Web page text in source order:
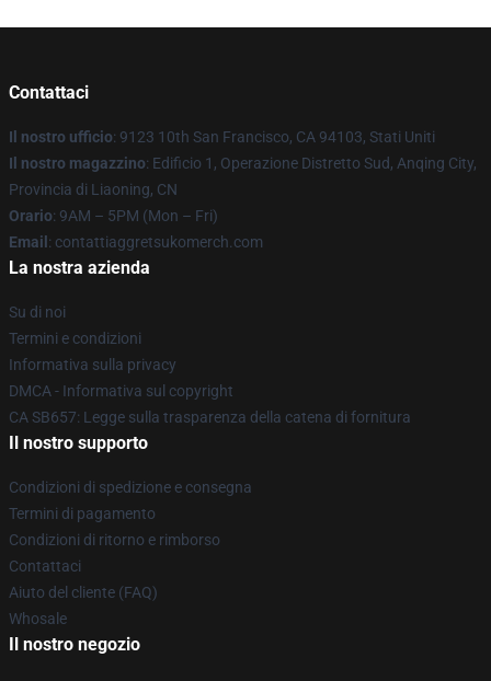
Contattaci
Il nostro ufficio: 9123 10th San Francisco, CA 94103, Stati Uniti
Il nostro magazzino: Edificio 1, Operazione Distretto Sud, Anqing City,
Provincia di Liaoning, CN
Orario: 9AM – 5PM (Mon – Fri)
Email : contattiaggretsukomerch.com
La nostra azienda
Su di noi
Termini e condizioni
Informativa sulla privacy
DMCA - Informativa sul copyright
CA SB657: Legge sulla trasparenza della catena di fornitura
Il nostro supporto
Condizioni di spedizione e consegna
Termini di pagamento
Condizioni di ritorno e rimborso
Contattaci
Aiuto del cliente (FAQ)
Whosale
Il nostro negozio